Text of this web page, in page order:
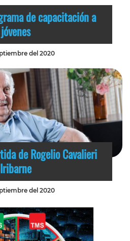
de capacitación a
jóvenes
del 2020
de Rogelio Cavalieri
Iribarne
del 2020